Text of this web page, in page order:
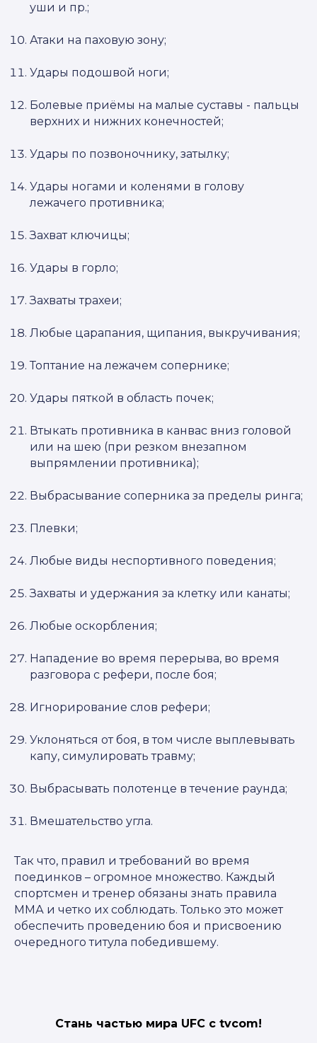
уши и пр.;
Атаки на паховую зону;
Удары подошвой ноги;
Болевые приёмы на малые суставы - пальцы
верхних и нижних конечностей;
Удары по позвоночнику, затылку;
Удары ногами и коленями в голову
лежачего противника;
Захват ключицы;
Удары в горло;
Захваты трахеи;
Любые царапания, щипания, выкручивания;
Топтание на лежачем сопернике;
Удары пяткой в область почек;
Втыкать противника в канвас вниз головой
или на шею (при резком внезапном
выпрямлении противника);
Выбрасывание соперника за пределы ринга;
Плевки;
Любые виды неспортивного поведения;
Захваты и удержания за клетку или канаты;
Любые оскорбления;
Нападение во время перерыва, во время
разговора с рефери, после боя;
Игнорирование слов рефери;
Уклоняться от боя, в том числе выплевывать
капу, симулировать травму;
Выбрасывать полотенце в течение раунда;
Вмешательство угла.
Так что, правил и требований во время
поединков – огромное множество. Каждый
спортсмен и тренер обязаны знать правила
ММА и четко их соблюдать. Только это может
обеспечить проведению боя и присвоению
очередного титула победившему.
Стань частью мира UFC с tvcom!